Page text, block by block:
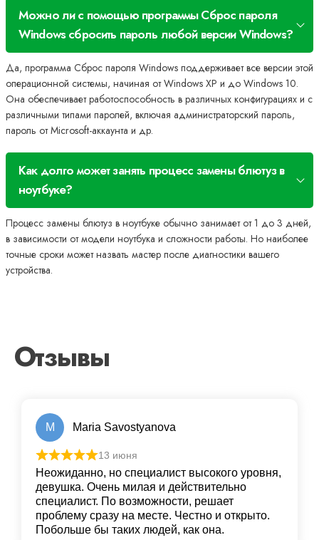
Можно ли с помощью программы Сброс пароля
Windows сбросить пароль любой версии Windows?
Да, программа Сброс пароля Windows поддерживает все версии этой
операционной системы, начиная от Windows XP и до Windows 10.
Она обеспечивает работоспособность в различных конфигурациях и с
различными типами паролей, включая администраторский пароль,
пароль от Microsoft-аккаунта и др.
Как долго может занять процесс замены блютуз в
ноутбуке?
Процесс замены блютуз в ноутбуке обычно занимает от 1 до 3 дней,
в зависимости от модели ноутбука и сложности работы. Но наиболее
точные сроки может назвать мастер после диагностики вашего
устройства.
Отзывы
M Maria Savostyanova
13 июня
Неожиданно, но специалист высокого уровня,
девушка. Очень милая и действительно
специалист. По возможности, решает
проблему сразу на месте. Честно и открыто.
Побольше бы таких людей, как она.